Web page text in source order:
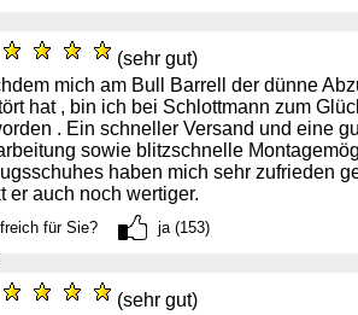
(sehr gut)
mich am Bull Barrell der dünne
hat , bin ich bei Schlottmann zum
. Ein schneller Versand und eine
sowie blitzschnelle
haben mich sehr zufrieden
er auch noch wertiger.
für Sie? ja (153)
(sehr gut)